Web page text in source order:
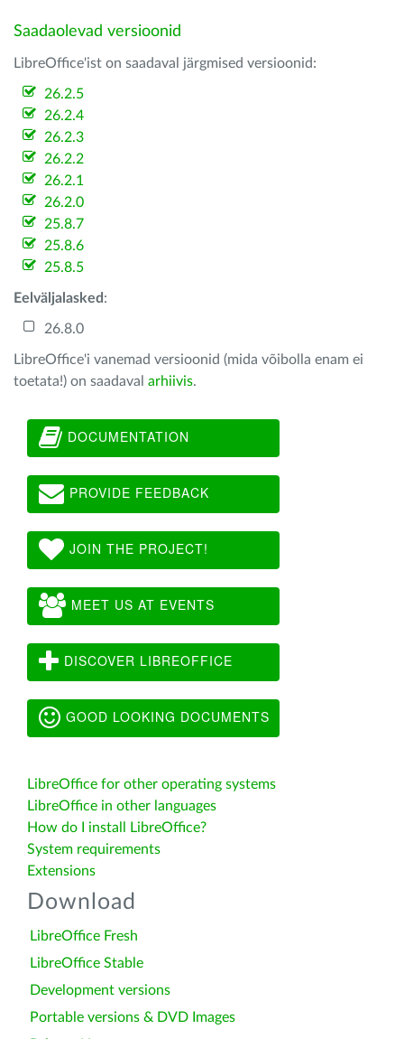
Saadaolevad versioonid
LibreOffice'ist on saadaval järgmised versioonid:
26.2.5
26.2.4
26.2.3
26.2.2
26.2.1
26.2.0
25.8.7
25.8.6
25.8.5
Eelväljalasked :
26.8.0
LibreOffice'i vanemad versioonid (mida võibolla enam ei
toetata!) on saadaval arhiivis.
DOCUMENTATION
PROVIDE FEEDBACK
JOIN THE PROJECT!
MEET US AT EVENTS
DISCOVER LIBREOFFICE
GOOD LOOKING DOCUMENTS
LibreOffice for other operating systems
LibreOffice in other languages
How do I install LibreOffice?
System requirements
Extensions
Download
LibreOffice Fresh
LibreOffice Stable
Development versions
Portable versions & DVD Images